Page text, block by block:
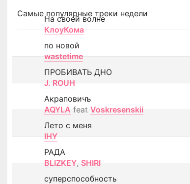
Самые популярные треки недели
На своей волне
КлоуКома
по новой
wastetime
ПРОБИВАТЬ ДНО
J. ROUH
Акраповичъ
AQYLA feat Voskresenskii
Лето с меня
IHY
РАДА
BLIZKEY, SHIRI
суперспособность